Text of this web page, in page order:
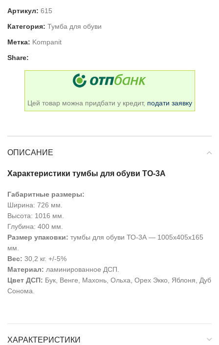
Артикул: 615
Категория: Тумба для обуви
Метка: Kompanit
Share:
Цей товар можна придбати у кредит, подати заявку
ОПИСАНИЕ
Характеристики тумбы для обуви ТО-3А
Габаритные размеры:
Ширина: 726 мм.
Высота: 1016 мм.
Глубина: 400 мм.
Размер упаковки: тумбы для обуви ТО-3А — 1005х405х165
мм.
Вес: 30,2 кг. +/-5%
Материал: ламинированное ДСП.
Цвет ДСП: Бук, Венге, Махонь, Ольха, Орех Экко, Яблоня, Дуб
Сонома.
ХАРАКТЕРИСТИКИ